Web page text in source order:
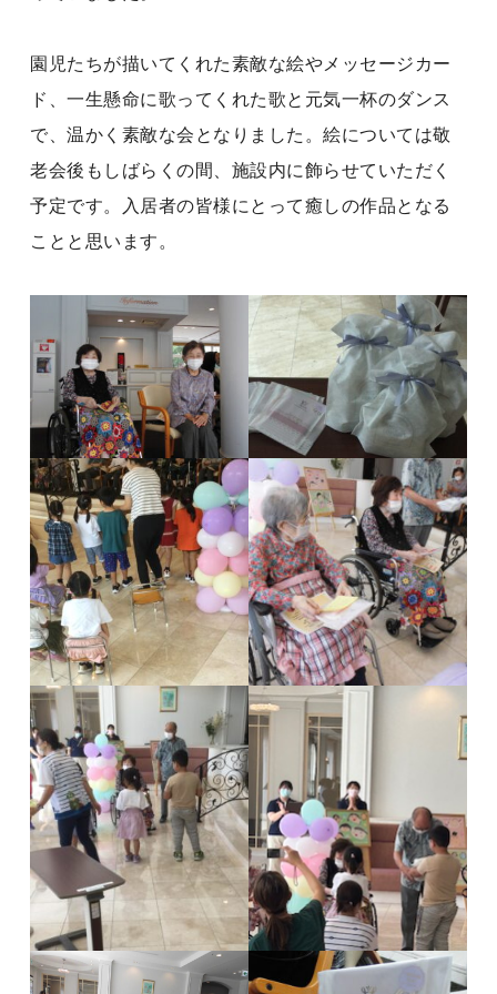
園児たちが描いてくれた素敵な絵やメッセージカー
ド、一生懸命に歌ってくれた歌と元気一杯のダンス
で、温かく素敵な会となりました。絵については敬
老会後もしばらくの間、施設内に飾らせていただく
予定です。入居者の皆様にとって癒しの作品となる
ことと思います。